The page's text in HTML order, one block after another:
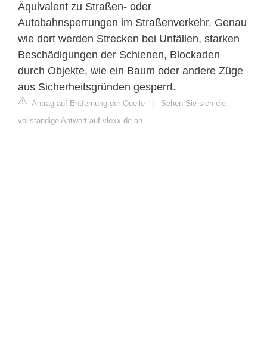
Äquivalent zu Straßen- oder
Autobahnsperrungen im Straßenverkehr. Genau
wie dort werden Strecken bei Unfällen, starken
Beschädigungen der Schienen, Blockaden
durch Objekte, wie ein Baum oder andere Züge
aus Sicherheitsgründen gesperrt.
Antrag auf Entfernung der Quelle
Sehen Sie sich die
vollständige Antwort auf vlexx.de an